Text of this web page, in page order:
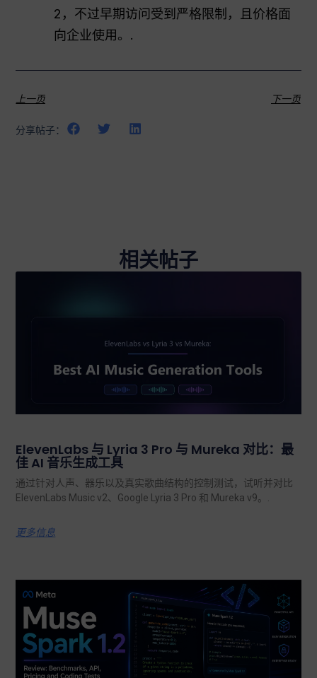
2，不过早期访问受到严格限制，且价格面
向企业使用。.
上一页 下一页
分享帖子：
相关帖子
ElevenLabs 与 Lyria 3 Pro 与 Mureka 对比：最
佳 AI 音乐生成工具
通过针对人声、器乐以及真实歌曲结构的控制测试，试听并对比
ElevenLabs Music v2、Google Lyria 3 Pro 和 Mureka v9。.
更多信息